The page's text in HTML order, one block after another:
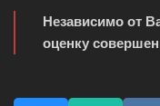
Независимо от
оценку